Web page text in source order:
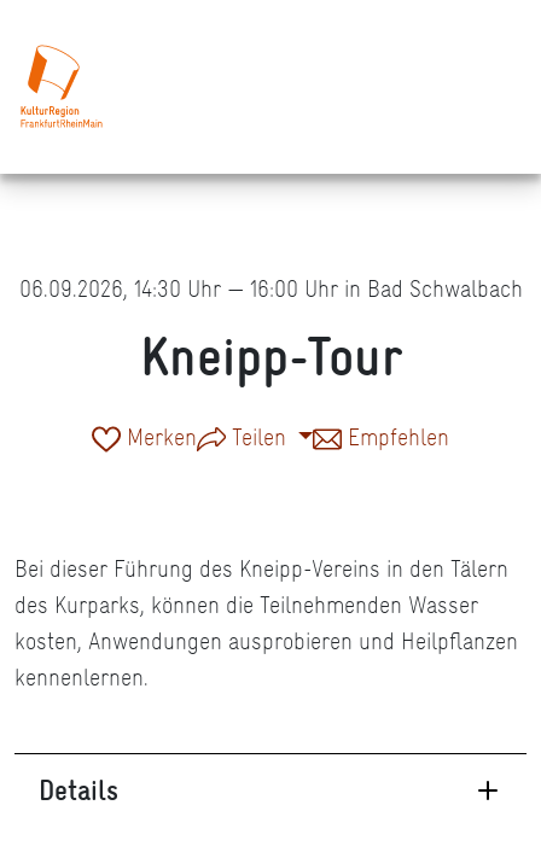
06.09.2026, 14:30 Uhr — 16:00 Uhr in Bad Schwalbach
Kneipp-Tour
Merken Teilen Empfehlen
Bei dieser Führung des Kneipp-Vereins in den Tälern
des Kurparks, können die Teilnehmenden Wasser
kosten, Anwendungen ausprobieren und Heilpflanzen
kennenlernen.
Details